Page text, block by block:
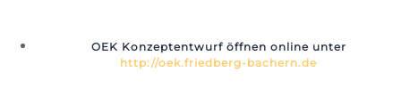
(AICHACH-FRIEDBERG)
OEK Konzeptentwurf öffnen online unter
http://oek.friedberg-bachern.de